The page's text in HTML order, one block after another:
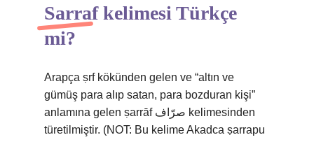
Sarraf kelimesi Türkçe
mi?
Arapça ṣrf kökünden gelen ve “altın ve
gümüş para alıp satan, para bozduran kişi”
anlamına gelen ṣarrāf صرّاف kelimesinden
türetilmiştir. (NOT: Bu kelime Akadca ṣarrapu